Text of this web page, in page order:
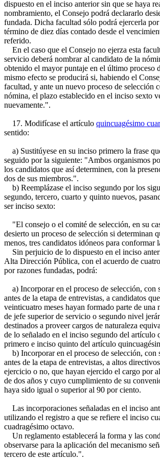
dispuesto en el inciso anterior sin que se haya
nombramiento, el Consejo podrá declararlo
fundada. Dicha facultad sólo podrá ejercerla
término de diez días contado desde el
referido.
En el caso que el Consejo no ejerza esta
servicio deberá nombrar al candidato de la
obtenido el mayor puntaje en el último proceso
mismo efecto se producirá si, habiendo el
facultad, y ante un nuevo proceso de selección
nómina, el plazo establecido en el inciso sexto
nuevamente.".
17. Modifícase el artículo quincuagésimo
sentido:
a) Sustitúyese en su inciso primero la frase
seguido por la siguiente: "Ambos organismos
los candidatos que así determinen, con la
dos de sus miembros.".
b) Reemplázase el inciso segundo por los
segundo, tercero, cuarto y quinto nuevos,
ser inciso sexto:
"El consejo o el comité de selección, en su
desierto un proceso de selección si determinan
menos, tres candidatos idóneos para conformar
Sin perjuicio de lo dispuesto en el inciso
Alta Dirección Pública, con el acuerdo de
por razones fundadas, podrá:
a) Incorporar en el proceso de selección, con
antes de la etapa de entrevistas, a candidatos
veinticuatro meses hayan formado parte de una
de jefe superior de servicio o segundo nivel
destinados a proveer cargos de naturaleza
de lo señalado en el inciso segundo del artículo
primero e inciso quinto del artículo
b) Incorporar en el proceso de selección, con
antes de la etapa de entrevistas, a altos
ejercicio o no, que hayan ejercido el cargo por
de dos años y cuyo cumplimiento de su
haya sido igual o superior al 90 por ciento.
Las incorporaciones señaladas en el inciso
utilizando el registro a que se refiere el inciso
cuadragésimo octavo.
Un reglamento establecerá la forma y las
observarse para la aplicación del mecanismo
tercero de este artículo.".